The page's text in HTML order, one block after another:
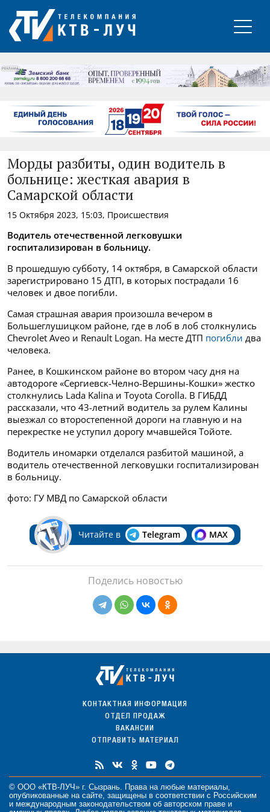
РЕКЛАМА
Морды разбиты, один водитель в
больнице: жесткая авария в
Самарской области
15 Октября 2023, 15:03, Происшествия
Водитель отечественной легковушки
госпитализирован в больницу.
В прошедшую субботу, 14 октября, в Самарской области
зарегистрировано 15 ДТП, в которых пострадали 16
человек и двое погибли.
Самая страшная авария произошла вечером в
Большеглушицком районе, где в лоб в лоб столкнулись
Chevrolet Aveo и Renault Logan. На месте ДТП погибли два
человека.
Ранее, в Кошкинском районе во втором часу дня на
автодороге «Сергиевск-Челно-Вершины-Кошки» жестко
столкнулись Lada Kalina и Toyota Corolla. В ГИБДД
рассказали, что 43-летний водитель за рулем Калины
выезжал со второстепенной дороги на главную и на
перекрестке не уступил дорогу мчавшейся Тойоте.
Водитель иномарки отделался разбитой машиной, а
водитель отечественной легковушки госпитализирован
в больницу.
фото: ГУ МВД по Самарской области
Читайте в Telegram MAX
Поделись новостью
КОНТАКТНАЯ ИНФОРМАЦИЯ
ОТДЕЛ ПРОДАЖ
ВАКАНСИИ
ОТПРАВИТЬ МАТЕРИАЛ
© ООО «КТВ-ЛУЧ» г. Сызрань. Права на любые материалы
опубликованные на сайте, защищены в соответствии с Российским
и международным законодательством об авторском праве и